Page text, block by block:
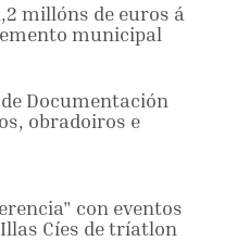
millóns de euros á
municipal
Documentación
obradoiros e
con eventos
Cíes de tríatlon